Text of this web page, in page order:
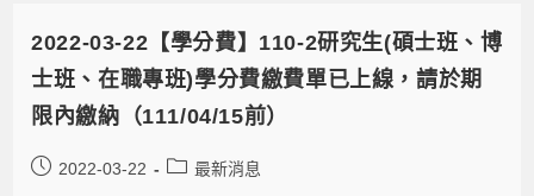
2022-03-22【學分費】110-2研究生(碩士班、博
士班、在職專班)學分費繳費單已上線，請於期
限內繳納（111/04/15前）
2022-03-22 最新消息